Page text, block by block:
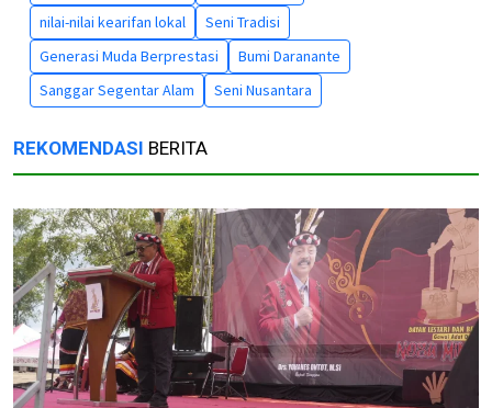
nilai-nilai kearifan lokal
Seni Tradisi
Generasi Muda Berprestasi
Bumi Daranante
Sanggar Segentar Alam
Seni Nusantara
REKOMENDASI BERITA